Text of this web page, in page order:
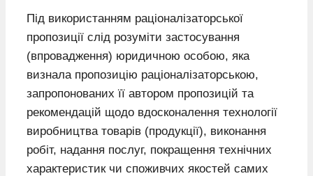
Під використанням раціоналізаторської
пропозиції слід розуміти застосування
(впровадження) юридичною особою, яка
визнала пропозицію раціоналізаторською,
запропонованих її автором пропозицій та
рекомендацій щодо вдосконалення технології
виробництва товарів (продукції), виконання
робіт, надання послуг, покращення технічних
характеристик чи споживчих якостей самих